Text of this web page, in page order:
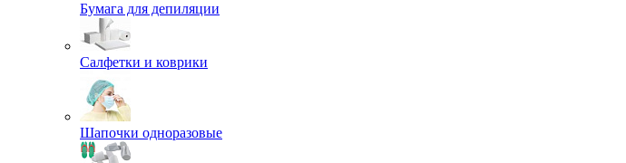
Бумага для депиляции
Салфетки и коврики
Шапочки одноразовые